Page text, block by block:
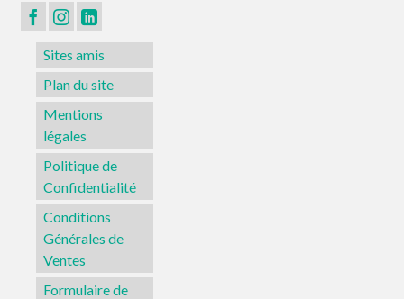
Sites amis
Plan du site
Mentions
légales
Politique de
Confidentialité
Conditions
Générales de
Ventes
Formulaire de